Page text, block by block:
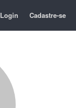
Login Cadastre-se